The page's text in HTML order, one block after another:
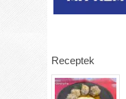
Receptek